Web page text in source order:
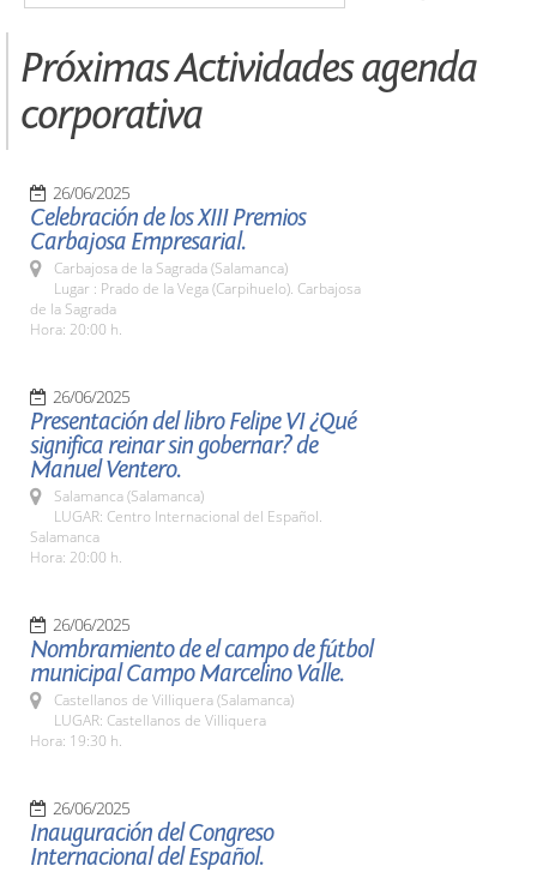
Próximas Actividades agenda
corporativa
26/06/2025
Celebración de los XIII Premios
Carbajosa Empresarial.
Carbajosa de la Sagrada (Salamanca)
Lugar : Prado de la Vega (Carpihuelo). Carbajosa
de la Sagrada
Hora: 20:00 h.
26/06/2025
Presentación del libro Felipe VI ¿Qué
significa reinar sin gobernar? de
Manuel Ventero.
Salamanca (Salamanca)
LUGAR: Centro Internacional del Español.
Salamanca
Hora: 20:00 h.
26/06/2025
Nombramiento de el campo de fútbol
municipal Campo Marcelino Valle.
Castellanos de Villiquera (Salamanca)
LUGAR: Castellanos de Villiquera
Hora: 19:30 h.
26/06/2025
Inauguración del Congreso
Internacional del Español.